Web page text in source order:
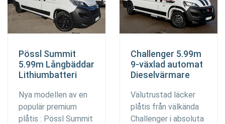
Pössl Summit
5.99m Långbäddar
Lithiumbatteri
Nya modellen av en
populär premium
plåtis : Pössl Summit
Challenger 5.99m
9-växlad automat
Dieselvärmare
Välutrustad läcker
plåtis från välkända
Challenger i absoluta